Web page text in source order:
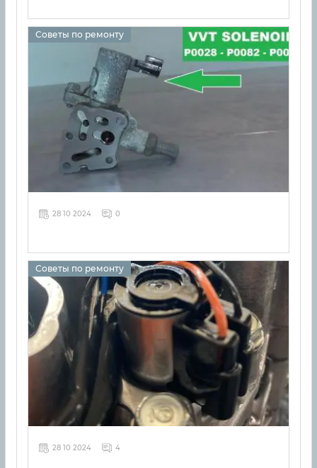
Советы по ремонту
28 10 2024 0
Советы по ремонту
28 10 2024 4